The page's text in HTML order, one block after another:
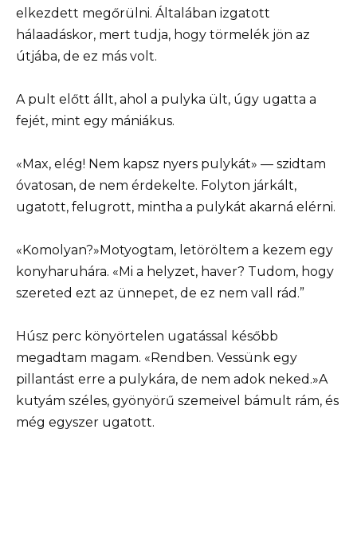
elkezdett megőrülni. Általában izgatott
hálaadáskor, mert tudja, hogy törmelék jön az
útjába, de ez más volt.
A pult előtt állt, ahol a pulyka ült, úgy ugatta a
fejét, mint egy mániákus.
«Max, elég! Nem kapsz nyers pulykát» — szidtam
óvatosan, de nem érdekelte. Folyton járkált,
ugatott, felugrott, mintha a pulykát akarná elérni.
«Komolyan?»Motyogtam, letöröltem a kezem egy
konyharuhára. «Mi a helyzet, haver? Tudom, hogy
szereted ezt az ünnepet, de ez nem vall rád.”
Húsz perc könyörtelen ugatással később
megadtam magam. «Rendben. Vessünk egy
pillantást erre a pulykára, de nem adok neked.»A
kutyám széles, gyönyörű szemeivel bámult rám, és
még egyszer ugatott.